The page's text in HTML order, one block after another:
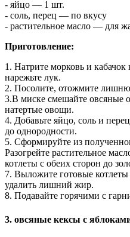
- яйцо — 1 шт.
- соль, перец — по вкусу
- растительное масло — для
Приготовление:
1. Натрите морковь и
нарежьте лук.
2. Посолите, отожмите
3.В миске смешайте овсяные
натертые овощи.
4. Добавьте яйцо, соль и
до однородности.
5. Сформируйте из
Разогрейте растительное
котлеты с обеих сторон до
7. Выложите готовые
удалить лишний жир.
8. Подавайте горячими с
3. овсяные кексы с